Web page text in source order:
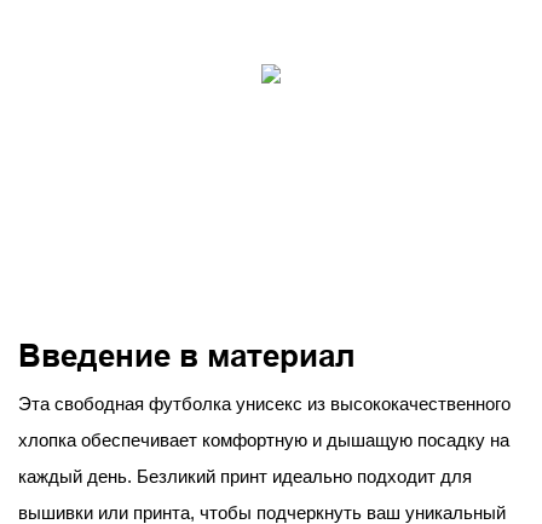
Введение в материал
Эта свободная футболка унисекс из высококачественного
хлопка обеспечивает комфортную и дышащую посадку на
каждый день. Безликий принт идеально подходит для
вышивки или принта, чтобы подчеркнуть ваш уникальный